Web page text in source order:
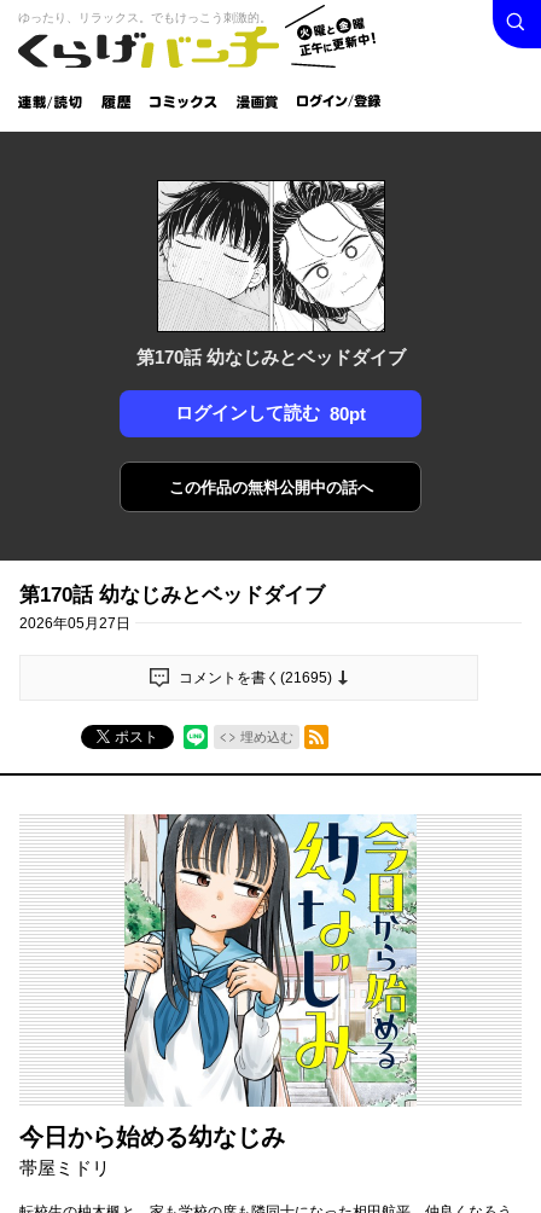
くらげバンチ
火曜と
金曜正
午に更
新中！
ゆったり、リラックス。でもけっこう刺激的。
連載/読
切
履
歴
コミック
漫画
賞
ログイン /
登録
検索
第170話 幼なじみとベッドダイブ
ログインして読む 80pt
この作品の無料公開中の話へ
第170話 幼なじみとベッドダイブ
2026年05月27日
コメントを書く(21695)
ポスト 埋め込む
RSSフィード
今日から始める幼なじみ
帯屋ミドリ